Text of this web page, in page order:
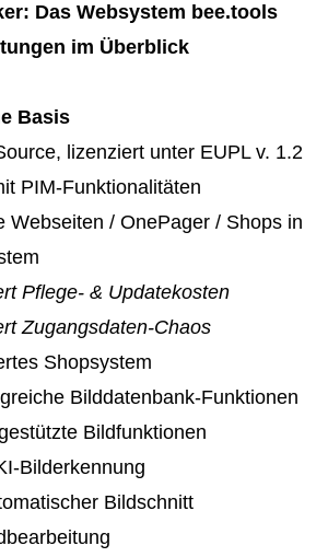
Das Websystem bee.tools
im Überblick
Basis
lizenziert unter EUPL v. 1.2
PIM-Funktionalitäten
Webseiten / OnePager / Shops in
Pflege- & Updatekosten
Zugangsdaten-Chaos
Shopsystem
Bilddatenbank-Funktionen
Bildfunktionen
Bilderkennung
Bildschnitt